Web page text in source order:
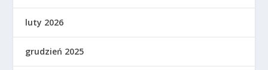
luty 2026
grudzień 2025